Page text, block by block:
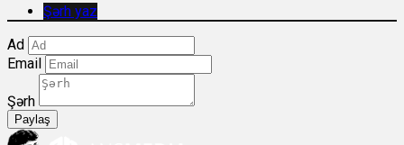
Şərh yaz
Ad
Email
Şərh
Paylaş